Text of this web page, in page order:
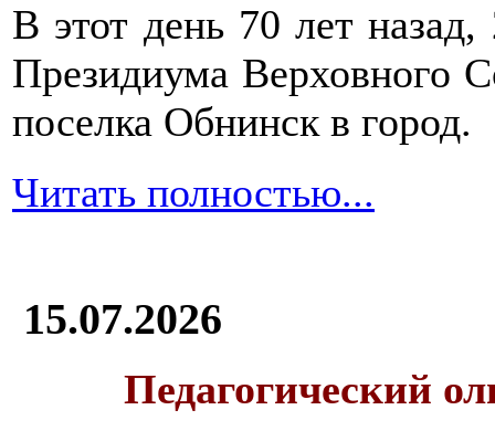
В этот день 70 лет
Президиума Верховного
поселка Обнинск в город.
Читать полностью...
15.07.2026
Педагогический